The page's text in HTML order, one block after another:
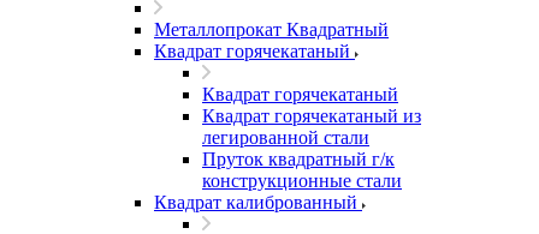
Металлопрокат Квадратный
Квадрат горячекатаный
Квадрат горячекатаный
Квадрат горячекатаный из
легированной стали
Пруток квадратный г/к
конструкционные стали
Квадрат калиброванный